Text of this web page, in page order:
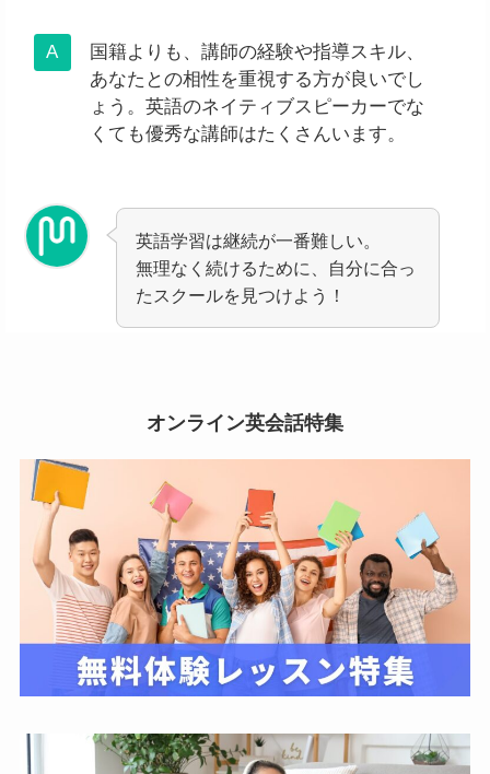
国籍よりも、講師の経験や指導スキル、
あなたとの相性を重視する方が良いでし
ょう。英語のネイティブスピーカーでな
くても優秀な講師はたくさんいます。
英語学習は継続が一番難しい。
無理なく続けるために、自分に合っ
たスクールを見つけよう！
オンライン英会話特集